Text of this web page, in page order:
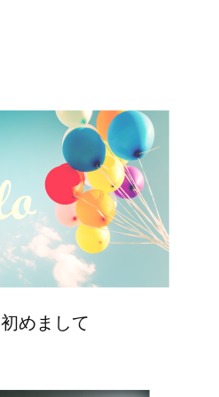
初めまして